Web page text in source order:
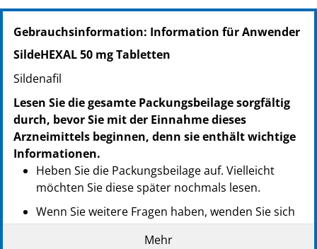
PZN: 01541784
PPN: 110154178485
NTIN: 04150015417846
PPN: 110154182101
NTIN: 04150015418218
PZN: 07098551
PPN: 110709855195
NTIN: 04150070985519
PZN: 11017104
PPN: 111101710449
NTIN: 04150110171049
Gebrauchsinformation: Information für Anwender
SildeHEXAL 50 mg Tabletten
Sildenafil
Lesen Sie die gesamte Packungsbeilage sorgfältig
durch, bevor Sie mit der Einnahme dieses
Arzneimittels beginnen, denn sie enthält wichtige
Informationen.
Heben Sie die Packungsbeilage auf. Vielleicht
möchten Sie diese später nochmals lesen.
Wenn Sie weitere Fragen haben, wenden Sie sich
an Ihren Arzt, Apotheker oder das medizinische
Mehr